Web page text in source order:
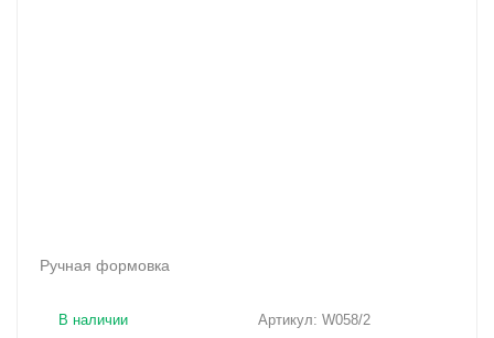
Ручная формовка
Артикул: W058/2
В наличии